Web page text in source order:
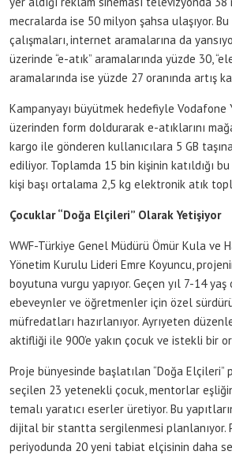
mecralarda ise 50 milyon şahsa ulaşıyor. Bu
çalışmaları, internet aramalarına da
üzerinde “e-atık” aramalarında yüzde 30,
aramalarında ise yüzde 27 oranında artış
Kampanyayı büyütmek hedefiyle Vodafone
üzerinden form doldurarak e-atıklarını
kargo ile gönderen kullanıcılara 5 GB
ediliyor. Toplamda 15 bin kişinin katıldığı
kişi başı ortalama 2,5 kg elektronik atık
Çocuklar “Doğa Elçileri” Olarak Yetişiyor
WWF-Türkiye Genel Müdürü Ömür Kula ve
Yönetim Kurulu Lideri Emre Koyuncu,
boyutuna vurgu yapıyor. Geçen yıl 7-14 yaş
ebeveynler ve öğretmenler için özel
müfredatları hazırlanıyor. Ayrıyeten
aktifliği ile 900’e yakın çocuk ve istekli bir
Proje bünyesinde başlatılan “Doğa Elçileri”
seçilen 23 yetenekli çocuk, mentorlar
temalı yaratıcı eserler üretiyor. Bu
dijital bir stantta sergilenmesi planlanıyor.
periyodunda 20 yeni tabiat elçisinin daha